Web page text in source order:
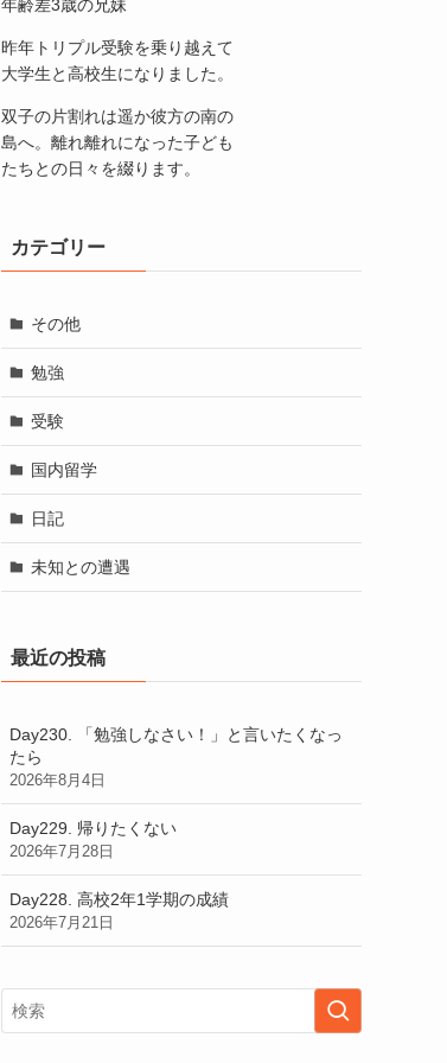
年齢差3歳の兄妹
昨年トリプル受験を乗り越えて
大学生と高校生になりました。
双子の片割れは遥か彼方の南の
島へ。離れ離れになった子ども
たちとの日々を綴ります。
カテゴリー
その他
勉強
受験
国内留学
日記
未知との遭遇
最近の投稿
Day230. 「勉強しなさい！」と言いたくなっ
たら
2026年8月4日
Day229. 帰りたくない
2026年7月28日
Day228. 高校2年1学期の成績
2026年7月21日